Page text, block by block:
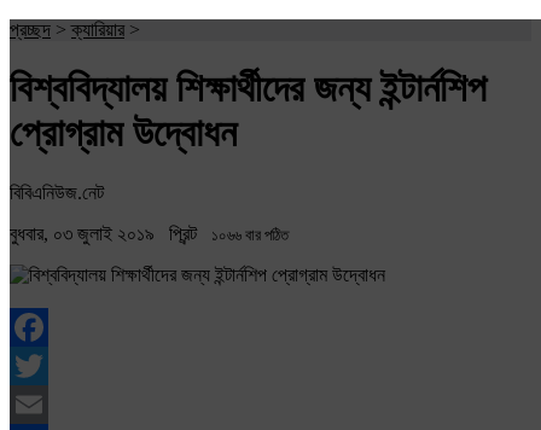
প্রচ্ছদ >ক্যারিয়ার >
বিশ্ববিদ্যালয় শিক্ষার্থীদের জন্য ইন্টার্নশিপ
প্রোগ্রাম উদ্বোধন
বিবিএনিউজ.নেট
বুধবার, ০৩ জুলাই ২০১৯ প্রিন্ট ১০৬৬ বার পঠিত
Facebook
Twitter